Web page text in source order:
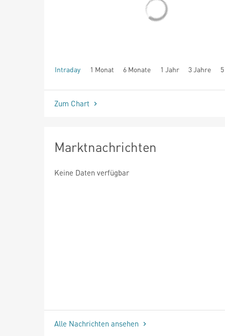
Intraday 1 Monat 6 Monate 1 Jahr 3 Jahre
seit Beginn
Zum Chart
Marktnachrichten
Keine Daten verfügbar
Alle Nachrichten ansehen